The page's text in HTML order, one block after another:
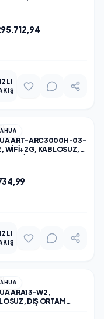
WIFI, LAN,
DISTIBÜTÖR
ART-ARC3000H-03-
WIFI+2G, KABLOSUZ,
ARA13-W2,
DIŞ ORTAM